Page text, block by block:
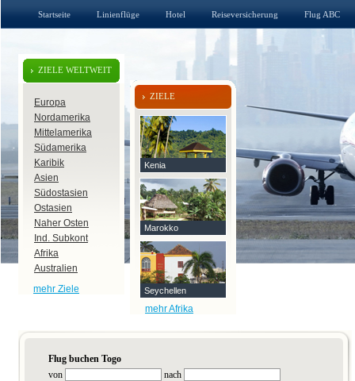
Startseite Linienflüge Hotel Reiseversicherung Flug ABC
ZIELE WELTWEIT
Europa
Nordamerika
Mittelamerika
Südamerika
Karibik
Asien
Südostasien
Ostasien
Naher Osten
Ind. Subkont
Afrika
Australien
mehr Ziele
ZIELE
Kenia
Marokko
Seychellen
mehr Afrika
Flug buchen Togo
von
nach